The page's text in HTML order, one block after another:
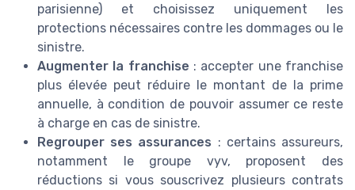
parisienne) et choisissez uniquement les
protections nécessaires contre les dommages ou le
sinistre.
Augmenter la franchise : accepter une franchise
plus élevée peut réduire le montant de la prime
annuelle, à condition de pouvoir assumer ce reste
à charge en cas de sinistre.
Regrouper ses assurances : certains assureurs,
notamment le groupe vyv, proposent des
réductions si vous souscrivez plusieurs contrats